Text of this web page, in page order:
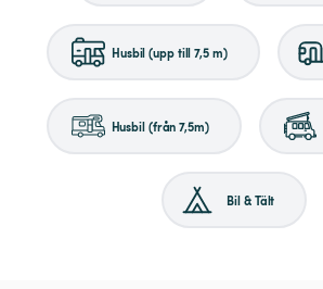
Husbil (upp till 7,5 m)
Husbil (från 7,5m)
Bil & Tält